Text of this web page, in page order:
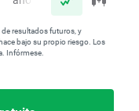
resultados futuros, y
bajo su propio riesgo. Los
Infórmese.